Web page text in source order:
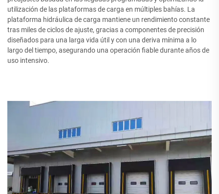
utilización de las plataformas de carga en múltiples bahías. La
plataforma hidráulica de carga mantiene un rendimiento constante
tras miles de ciclos de ajuste, gracias a componentes de precisión
diseñados para una larga vida útil y con una deriva mínima a lo
largo del tiempo, asegurando una operación fiable durante años de
uso intensivo.